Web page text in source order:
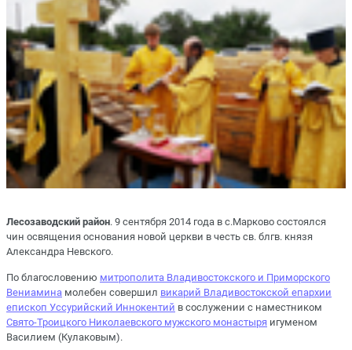
Лесозаводский район. 9 сентября 2014 года в с.Марково состоялся
чин освящения основания новой церкви в честь св. блгв. князя
Александра Невского.
По благословению митрополита Владивостокского и Приморского
Вениамина молебен совершил викарий Владивостокской епархии
епископ Уссурийский Иннокентий в сослужении с наместником
Свято-Троицкого Николаевского мужского монастыря игуменом
Василием (Кулаковым).